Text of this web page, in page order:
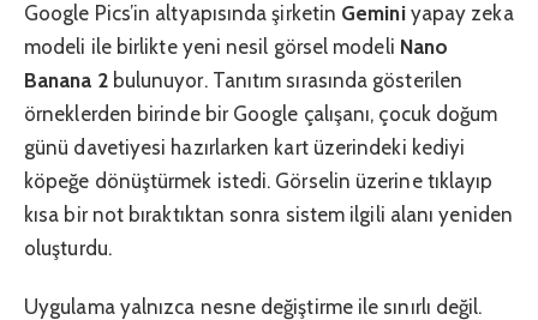
Google Pics’in altyapısında şirketin Geminiyapay zeka
modeli ile birlikte yeni nesil görsel modeli Nano
Banana 2bulunuyor. Tanıtım sırasında gösterilen
örneklerden birinde bir Google çalışanı, çocuk doğum
günü davetiyesi hazırlarken kart üzerindeki kediyi
köpeğe dönüştürmek istedi. Görselin üzerine tıklayıp
kısa bir not bıraktıktan sonra sistem ilgili alanı yeniden
oluşturdu.
Uygulama yalnızca nesne değiştirme ile sınırlı değil.